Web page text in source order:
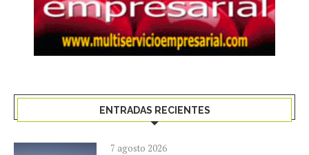
ENTRADAS RECIENTES
7 agosto 2026